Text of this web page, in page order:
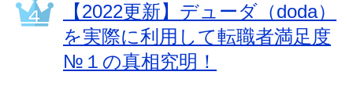
【2022更新】デューダ（doda）
を実際に利用して転職者満足度
№１の真相究明！